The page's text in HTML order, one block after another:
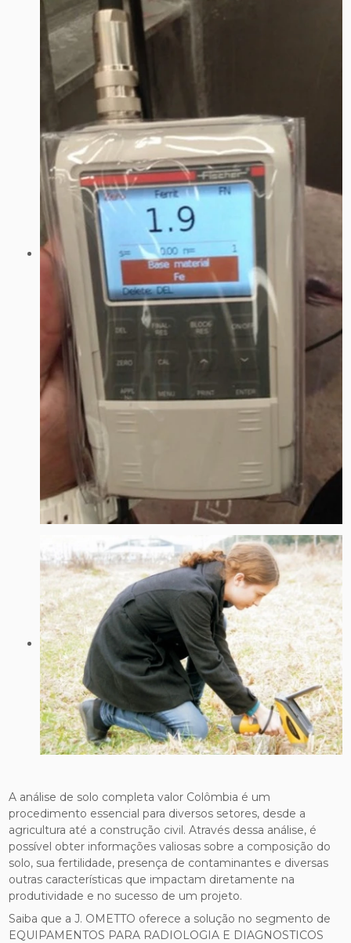
A análise de solo completa valor Colômbia é um
procedimento essencial para diversos setores, desde a
agricultura até a construção civil. Através dessa análise, é
possível obter informações valiosas sobre a composição do
solo, sua fertilidade, presença de contaminantes e diversas
outras características que impactam diretamente na
produtividade e no sucesso de um projeto.
Saiba que a J. OMETTO oferece a solução no segmento de
EQUIPAMENTOS PARA RADIOLOGIA E DIAGNOSTICOS